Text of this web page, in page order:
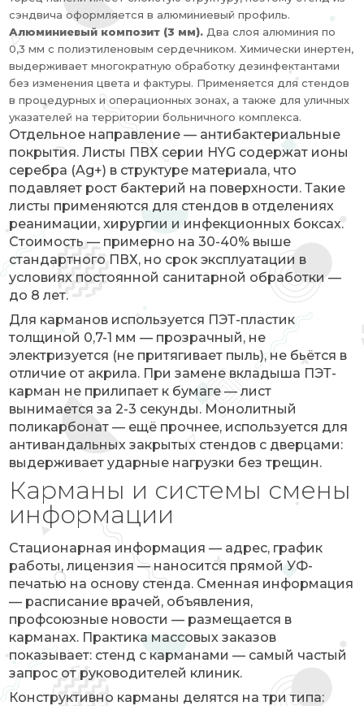
сэндвича оформляется в алюминиевый профиль.
Алюминиевый композит (3 мм). Два слоя алюминия по
0,3 мм с полиэтиленовым сердечником. Химически инертен,
выдерживает многократную обработку дезинфектантами
без изменения цвета и фактуры. Применяется для стендов
в процедурных и операционных зонах, а также для уличных
указателей на территории больничного комплекса.
Отдельное направление — антибактериальные
покрытия. Листы ПВХ серии HYG содержат ионы
серебра (Ag+) в структуре материала, что
подавляет рост бактерий на поверхности. Такие
листы применяются для стендов в отделениях
реанимации, хирургии и инфекционных боксах.
Стоимость — примерно на 30-40% выше
стандартного ПВХ, но срок эксплуатации в
условиях постоянной санитарной обработки —
до 8 лет.
Для карманов используется ПЭТ-пластик
толщиной 0,7-1 мм — прозрачный, не
электризуется (не притягивает пыль), не бьётся в
отличие от акрила. При замене вкладыша ПЭТ-
карман не прилипает к бумаге — лист
вынимается за 2-3 секунды. Монолитный
поликарбонат — ещё прочнее, используется для
антивандальных закрытых стендов с дверцами:
выдерживает ударные нагрузки без трещин.
Карманы и системы смены
информации
Стационарная информация — адрес, график
работы, лицензия — наносится прямой УФ-
печатью на основу стенда. Сменная информация
— расписание врачей, объявления,
профсоюзные новости — размещается в
карманах. Практика массовых заказов
показывает: стенд с карманами — самый частый
запрос от руководителей клиник.
Конструктивно карманы делятся на три типа: